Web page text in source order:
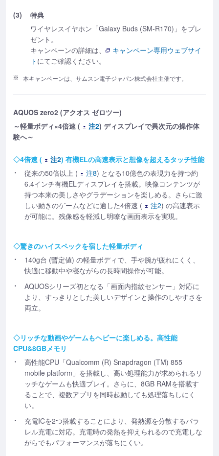
(3)
特典
ワイヤレスイヤホン「Galaxy Buds (SM-R170)」をプレ
ゼント。
キャンペーンの詳細は、
キャンペーン専用ウェブサイ
ト にてご確認ください。
本キャンペーンは、サムスン電子ジャパン株式会社主催です。
AQUOS zero2 (アクオス ゼロツー)
～軽量ボディ×4倍速 (
注2) ディスプレイで異次元の操作体
験へ～
◇4倍速 ( 注2) 有機ELの高速表示と想像を超えるタッチ性能
従来の50倍以上 (
注8) となる10億色の表現力を持つ約
6.4インチ有機ELディスプレイを搭載。映像コンテンツが
持つ本来の美しさやグラデーションを楽しめる。さらに激
しい動きのゲームなどに適した4倍速 (
注2) の高速表示
が可能に。残像感を軽減し明瞭な画面表示を実現。
◇驚きのハイスペックを宿した軽量ボディ
140g台 (暫定値) の軽量ボディで、手や腕が疲れにくく、
快適に移動中や寝ながらの長時間操作が可能。
AQUOSシリーズ初となる「画面内指紋センサー」対応に
より、すっきりとした美しいデザインと操作のしやすさを
両立。
◇リッチな動画やゲームもヘビーに楽しめる。高性能
CPU&8GBメモリ
高性能CPU「Qualcomm (R) Snapdragon (TM) 855
mobile platform」を搭載し、高い処理能力が求められるリ
ッチなゲームも快適プレイ。さらに、8GB RAMを搭載す
ることで、複数アプリを同時起動しても処理落ちしにく
い。
充電ICを2つ搭載することにより、発熱源を分散するパラ
レル充電に対応。充電時の発熱を抑えられるので充電しな
がらでもパフォーマンスが落ちにくい。